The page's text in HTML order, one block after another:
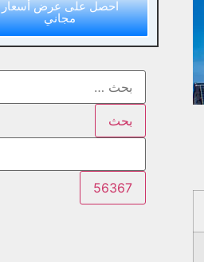
احصل على عرض أسعار
مجاني